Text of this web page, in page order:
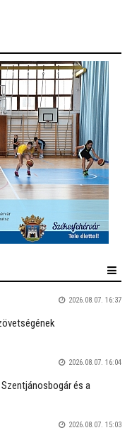
2026.08.07. 16:37
2026.08.07. 16:04
és a
2026.08.07. 15:03